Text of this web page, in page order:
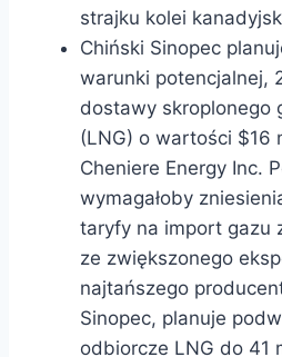
strajku kolei
Chiński Sinopec
warunki potencjalnej,
dostawy skroplonego
(LNG) o wartości $16
Cheniere Energy Inc.
wymagałoby
taryfy na import gazu
ze zwiększonego
najtańszego
Sinopec, planuje
odbiorcze LNG do 41